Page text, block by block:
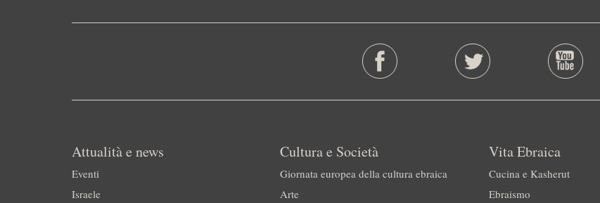
Attualità e news
Eventi
Israele
Cultura e Società
Giornata europea della cultura ebraica
Arte
Vita Ebraica
Cucina e Kasherut
Ebraismo